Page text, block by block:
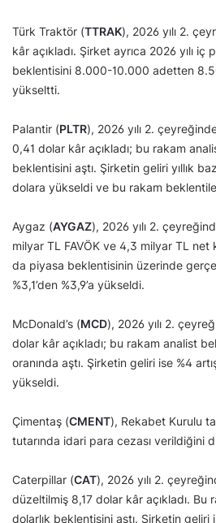
Türk Traktör (TTRAK), 2026 yılı 2.
kâr açıkladı. Şirket ayrıca 2026 yılı iç
beklentisini 8.000-10.000 adetten
yükseltti.
Palantir (PLTR), 2026 yılı 2.
0,41 dolar kâr açıkladı; bu rakam
beklentisini aştı. Şirketin geliri yıllık
dolara yükseldi ve bu rakam
Aygaz (AYGAZ), 2026 yılı 2.
milyar TL FAVÖK ve 4,3 milyar TL net
da piyasa beklentisinin üzerinde
%3,1’den %3,9’a yükseldi.
McDonald’s (MCD), 2026 yılı 2.
dolar kâr açıkladı; bu rakam analist
oranında aştı. Şirketin geliri ise %4
yükseldi.
Çimentaş (CMENT), Rekabet Kurulu
tutarında idari para cezası verildiğini
Caterpillar (CAT), 2026 yılı 2.
düzeltilmiş 8,17 dolar kâr açıkladı. Bu
dolarlık beklentisini aştı. Şirketin geliri